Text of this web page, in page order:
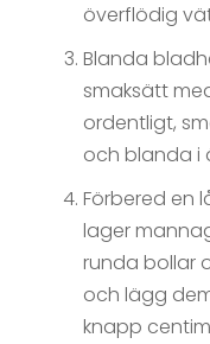
överflödig
Blanda
smaksätt
ordentligt,
och blanda i
Förbered en
lager
runda bollar
och lägg
knapp